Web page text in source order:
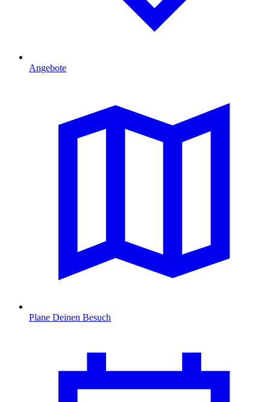
Angebote
Plane Deinen Besuch